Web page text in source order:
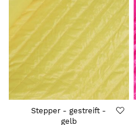
Stepper - gestreift -
gelb